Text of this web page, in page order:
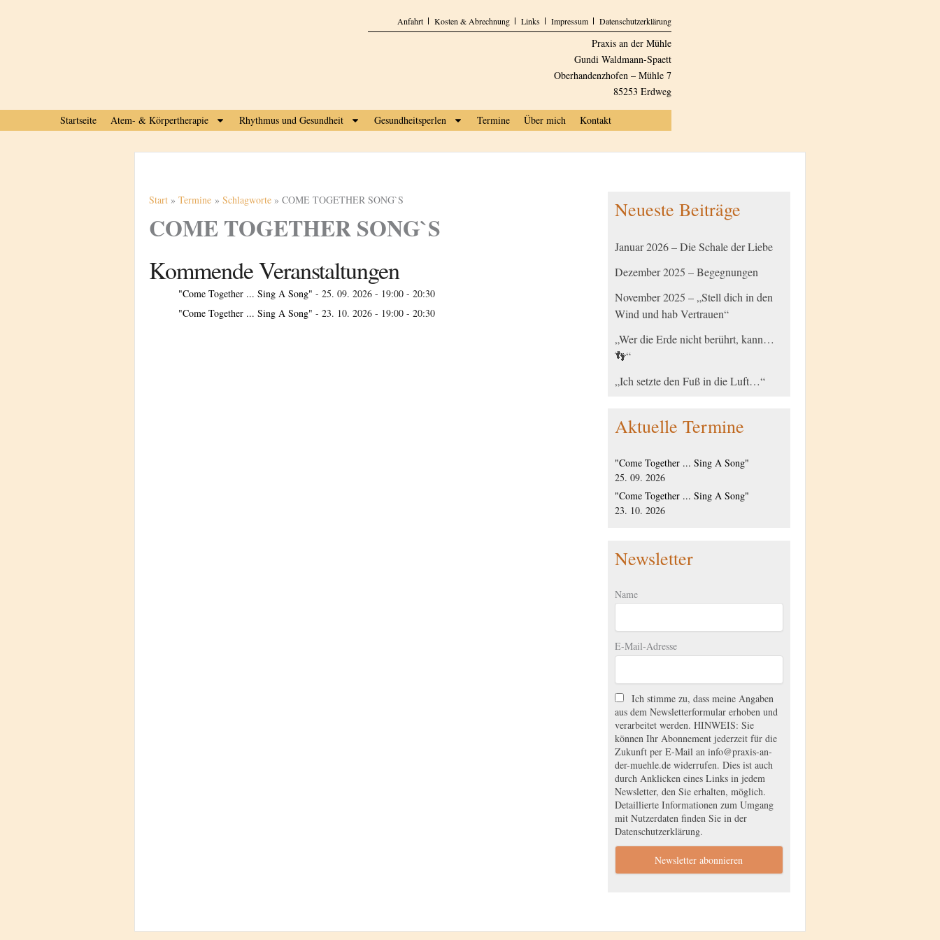
Anfahrt Kosten & Abrechnung Links Impressum Datenschutzerklärung
Praxis an der Mühle
Gundi Waldmann-Spaett
Oberhandenzhofen – Mühle 7
85253 Erdweg
Startseite Atem- & Körpertherapie Rhythmus und Gesundheit Gesundheitsperlen Termine Über mich Kontakt
Start Termine Schlagworte COME TOGETHER SONG`S
COME TOGETHER SONG`S
Kommende Veranstaltungen
"Come Together ... Sing A Song" - 25. 09. 2026 - 19:00 - 20:30
"Come Together ... Sing A Song" - 23. 10. 2026 - 19:00 - 20:30
Neueste Beiträge
Januar 2026 – Die Schale der Liebe
Dezember 2025 – Begegnungen
November 2025 – „Stell dich in den
Wind und hab Vertrauen“
„Wer die Erde nicht berührt, kann…
👣“
„Ich setzte den Fuß in die Luft…“
Aktuelle Termine
"Come Together ... Sing A Song"
25. 09. 2026
"Come Together ... Sing A Song"
23. 10. 2026
Newsletter
Name
E-Mail-Adresse
Ich stimme zu, dass meine Angaben
aus dem Newsletterformular erhoben und
verarbeitet werden. HINWEIS: Sie
können Ihr Abonnement jederzeit für die
Zukunft per E-Mail an info@praxis-an-
der-muehle.de widerrufen. Dies ist auch
durch Anklicken eines Links in jedem
Newsletter, den Sie erhalten, möglich.
Detaillierte Informationen zum Umgang
mit Nutzerdaten finden Sie in der
Datenschutzerklärung.